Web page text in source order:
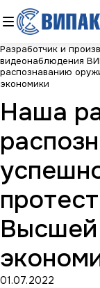
Разработчик и
видеонаблюдения
распознаванию
экономики
Наша
01.07.2022